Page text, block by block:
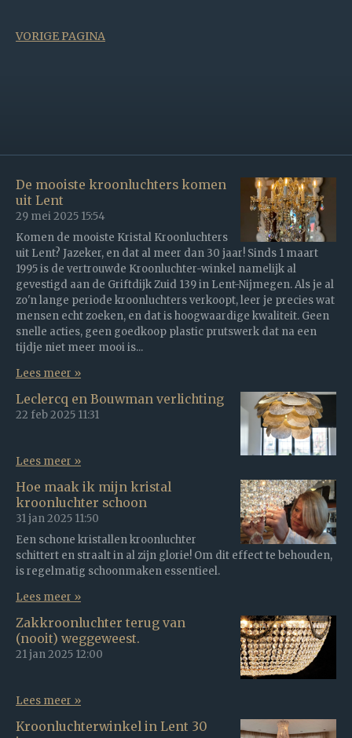
VORIGE PAGINA
De mooiste kroonluchters komen
uit Lent
29 mei 2025 15:54
Komen de mooiste Kristal Kroonluchters
uit Lent? Jazeker, en dat al meer dan 30 jaar! Sinds 1 maart
1995 is de vertrouwde Kroonluchter-winkel namelijk al
gevestigd aan de Griftdijk Zuid 139 in Lent-Nijmegen. Als je al
zo'n lange periode kroonluchters verkoopt, leer je precies wat
mensen echt zoeken, en dat is hoogwaardige kwaliteit. Geen
snelle acties, geen goedkoop plastic prutswerk dat na een
tijdje niet meer mooi is...
Lees meer »
Leclercq en Bouwman verlichting
22 feb 2025 11:31
Lees meer »
Hoe maak ik mijn kristal
kroonluchter schoon
31 jan 2025 11:50
Een schone kristallen kroonluchter
schittert en straalt in al zijn glorie! Om dit effect te behouden,
is regelmatig schoonmaken essentieel.
Lees meer »
Zakkroonluchter terug van
(nooit) weggeweest.
21 jan 2025 12:00
Lees meer »
Kroonluchterwinkel in Lent 30